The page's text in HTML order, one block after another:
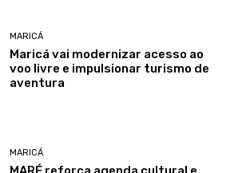
MARICÁ
Maricá vai modernizar acesso ao
voo livre e impulsionar turismo de
aventura
MARICÁ